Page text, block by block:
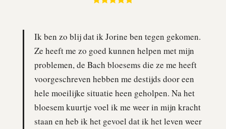
Ik ben zo blij dat ik Jorine ben tegen gekomen.
Ze heeft me zo goed kunnen helpen met mijn
problemen, de Bach bloesems die ze me heeft
voorgeschreven hebben me destijds door een
hele moeilijke situatie heen geholpen. Na het
bloesem kuurtje voel ik me weer in mijn kracht
staan en heb ik het gevoel dat ik het leven weer